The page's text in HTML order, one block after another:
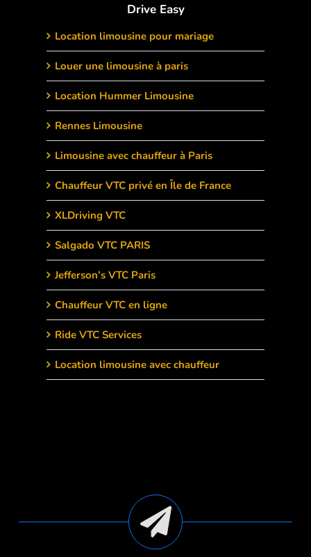
Drive Easy
Location limousine pour mariage
Louer une limousine à paris
Location Hummer Limousine
Rennes Limousine
Limousine avec chauffeur à Paris
Chauffeur VTC privé en Île de France
XLDriving VTC
Salgado VTC PARIS
Jefferson’s VTC Paris
Chauffeur VTC en ligne
Ride VTC Services
Location limousine avec chauffeur